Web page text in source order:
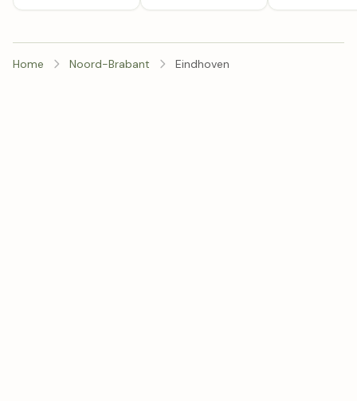
Home Noord-Brabant Eindhoven